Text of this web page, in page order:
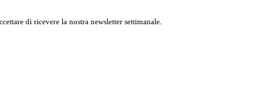
di ricevere la nostra newsletter settimanale.